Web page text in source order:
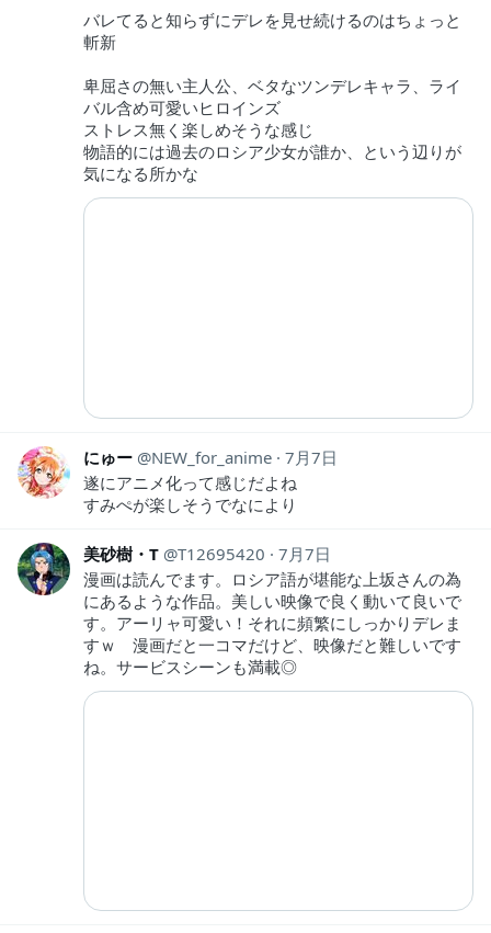
バレてると知らずにデレを見せ続けるのはちょっと
斬新
卑屈さの無い主人公、ベタなツンデレキャラ、ライ
バル含め可愛いヒロインズ
ストレス無く楽しめそうな感じ
物語的には過去のロシア少女が誰か、という辺りが
気になる所かな
にゅー NEW_for_anime 7月7日
遂にアニメ化って感じだよね
すみぺが楽しそうでなにより
美砂樹・T T12695420
7月7日
漫画は読んでます。ロシア語が堪能な上坂さんの為
にあるような作品。美しい映像で良く動いて良いで
す。アーリャ可愛い！それに頻繁にしっかりデレま
すｗ 漫画だと一コマだけど、映像だと難しいです
ね。サービスシーンも満載◎